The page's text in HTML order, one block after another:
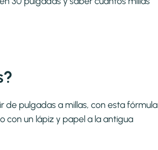
de pulgadas a millas, con esta fórmula
con un lápiz y papel a la antigua